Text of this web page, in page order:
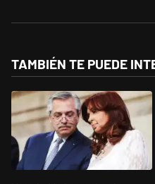
TAMBIÉN TE PUEDE